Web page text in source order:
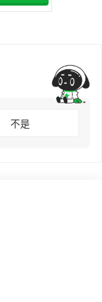
不是